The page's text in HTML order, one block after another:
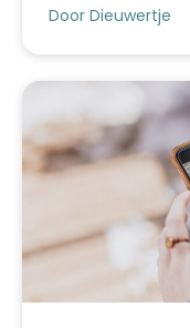
Door Dieuwertje